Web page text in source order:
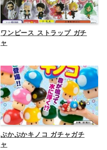
ワンピース ストラップ ガチ
ャ
ぷかぷかキノコ ガチャガチ
ャ